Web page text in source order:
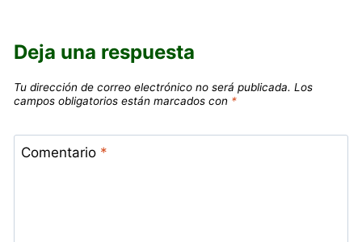
Deja una respuesta
Tu dirección de correo electrónico no será publicada. Los
campos obligatorios están marcados con *
Comentario *